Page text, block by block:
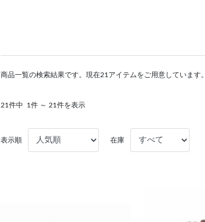
商品一覧の検索結果です。現在21アイテムをご用意しています。
21件中 1件 ～ 21件を表示
表示順 在庫